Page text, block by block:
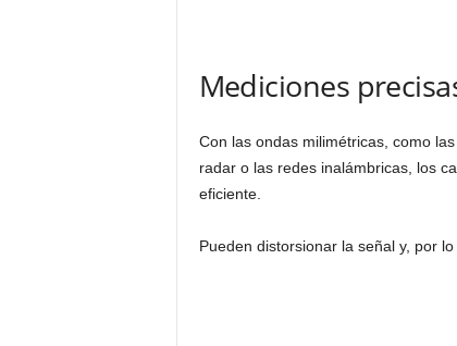
Mediciones
Con las ondas milimétricas, como
radar o las redes inalámbricas, los
eficiente.
Pueden distorsionar la señal y, por